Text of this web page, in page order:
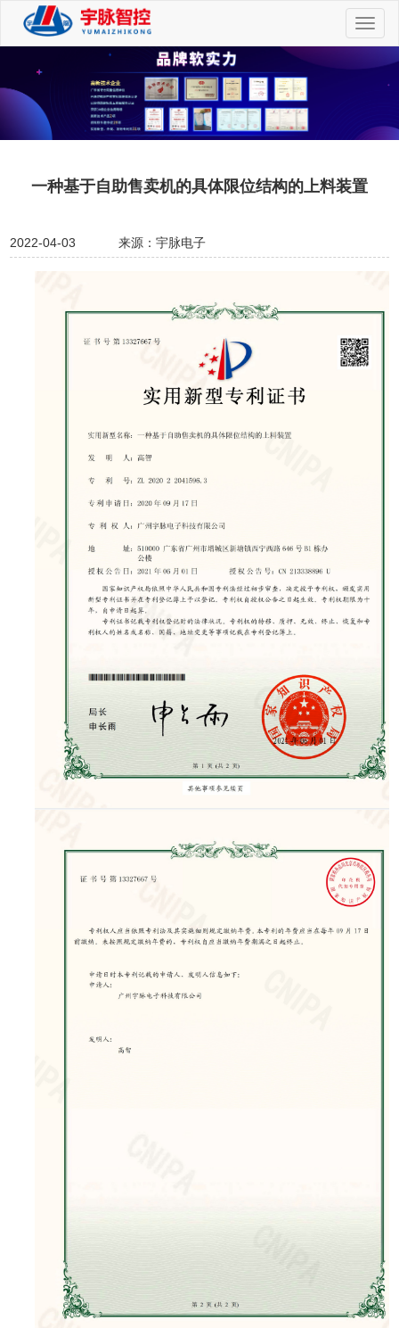
切
换
一种基于自助售卖机的具体限位结构的上料装置
2022-04-03 来源：宇脉电子